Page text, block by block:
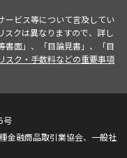
ービス等について言及してい
スクは異なりますので、詳し
書面」、「目論見書」、「目
リスク・手数料などの重要事項
号
金融商品取引業協会、一般社